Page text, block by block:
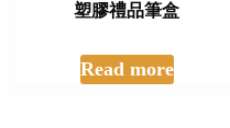
塑膠禮品筆盒
Read more